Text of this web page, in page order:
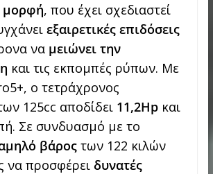
μορφή, που έχει σχεδιαστεί
εξαιρετικές επιδόσεις
να μειώνει την
και τις εκπομπές ρύπων. Με
ο τετράχρονος
125cc αποδίδει 11,2Hpκαι
Σε συνδυασμό με το
βάροςτων 122 κιλών
να προσφέρει δυνατές